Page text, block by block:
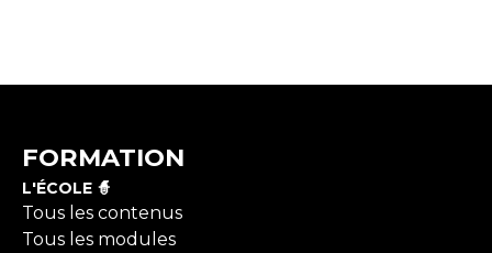
FORMATION
L'ÉCOLE 🧙
Tous les contenus
Tous les modules